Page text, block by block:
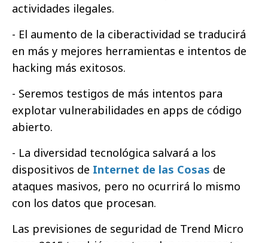
actividades ilegales.
- El aumento de la ciberactividad se traducirá
en más y mejores herramientas e intentos de
hacking más exitosos.
- Seremos testigos de más intentos para
explotar vulnerabilidades en apps de código
abierto.
- La diversidad tecnológica salvará a los
dispositivos de Internet de las Cosas de
ataques masivos, pero no ocurrirá lo mismo
con los datos que procesan.
Las previsiones de seguridad de Trend Micro